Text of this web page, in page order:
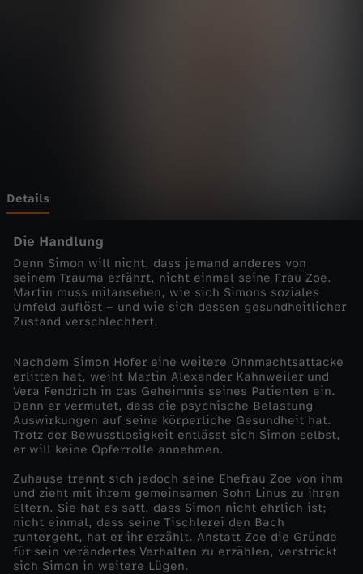
r
-
S
p
ä
t
f
o
l
g
Details
Die Handlung
Denn Simon will nicht, dass jemand anderes von
seinem Trauma erfährt, nicht einmal seine Frau Zoe.
Martin muss mitansehen, wie sich Simons soziales
Umfeld auflöst – und wie sich dessen gesundheitlicher
Zustand verschlechtert.
Nachdem Simon Hofer eine weitere Ohnmachtsattacke
erlitten hat, weiht Martin Alexander Kahnweiler und
Vera Fendrich in das Geheimnis seines Patienten ein.
Denn er vermutet, dass die psychische Belastung
Auswirkungen auf seine körperliche Gesundheit hat.
Trotz der Bewusstlosigkeit entlässt sich Simon selbst,
er will keine Opferrolle annehmen.
Zuhause trennt sich jedoch seine Ehefrau Zoe von ihm
und zieht mit ihrem gemeinsamen Sohn Linus zu ihren
Eltern. Sie hat es satt, dass Simon nicht ehrlich ist;
nicht einmal, dass seine Tischlerei den Bach
runtergeht, hat er ihr erzählt. Anstatt Zoe die Gründe
für sein verändertes Verhalten zu erzählen, verstrickt
sich Simon in weitere Lügen.